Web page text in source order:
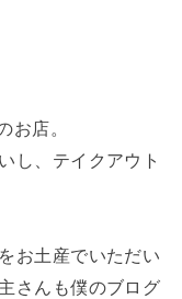
お店。
し、テイクアウト
お土産でいただい
さんも僕のブログ